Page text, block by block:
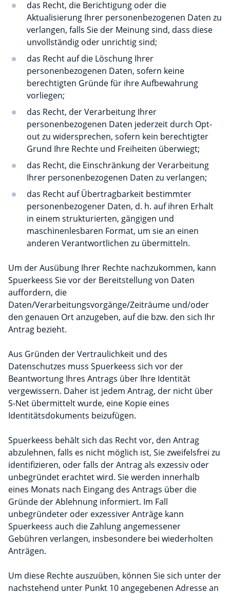
das Recht, die Berichtigung oder die
Aktualisierung Ihrer personenbezogenen Daten zu
verlangen, falls Sie der Meinung sind, dass diese
unvollständig oder unrichtig sind;
das Recht auf die Löschung Ihrer
personenbezogenen Daten, sofern keine
berechtigten Gründe für ihre Aufbewahrung
vorliegen;
das Recht, der Verarbeitung Ihrer
personenbezogenen Daten jederzeit durch Opt-
out zu widersprechen, sofern kein berechtigter
Grund Ihre Rechte und Freiheiten überwiegt;
das Recht, die Einschränkung der Verarbeitung
Ihrer personenbezogenen Daten zu verlangen;
das Recht auf Übertragbarkeit bestimmter
personenbezogener Daten, d. h. auf ihren Erhalt
in einem strukturierten, gängigen und
maschinenlesbaren Format, um sie an einen
anderen Verantwortlichen zu übermitteln.
Um der Ausübung Ihrer Rechte nachzukommen, kann
Spuerkeess Sie vor der Bereitstellung von Daten
auffordern, die
Daten/Verarbeitungsvorgänge/Zeiträume und/oder
den genauen Ort anzugeben, auf die bzw. den sich Ihr
Antrag bezieht.
Aus Gründen der Vertraulichkeit und des
Datenschutzes muss Spuerkeess sich vor der
Beantwortung Ihres Antrags über Ihre Identität
vergewissern. Daher ist jedem Antrag, der nicht über
S-Net übermittelt wurde, eine Kopie eines
Identitätsdokuments beizufügen.
Spuerkeess behält sich das Recht vor, den Antrag
abzulehnen, falls es nicht möglich ist, Sie zweifelsfrei zu
identifizieren, oder falls der Antrag als exzessiv oder
unbegründet erachtet wird. Sie werden innerhalb
eines Monats nach Eingang des Antrags über die
Gründe der Ablehnung informiert. Im Fall
unbegründeter oder exzessiver Anträge kann
Spuerkeess auch die Zahlung angemessener
Gebühren verlangen, insbesondere bei wiederholten
Anträgen.
Um diese Rechte auszuüben, können Sie sich unter der
nachstehend unter Punkt 10 angegebenen Adresse an